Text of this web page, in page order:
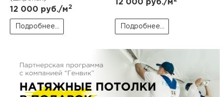
12 000 руб./м2
Подробнее...
12 000 руб./м
Подробнее...